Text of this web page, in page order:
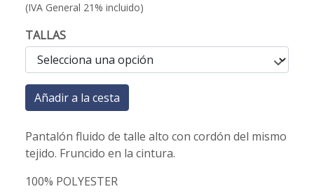
(IVA General 21% incluido)
TALLAS
Añadir a la cesta
Pantalón fluido de talle alto con cordón del mismo
tejido. Fruncido en la cintura.
100% POLYESTER